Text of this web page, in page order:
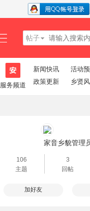
帖子
服务频道
新闻快讯 活动
政策更新
乡贤
家音乡貌管理
106
主题
3
回帖
加好友